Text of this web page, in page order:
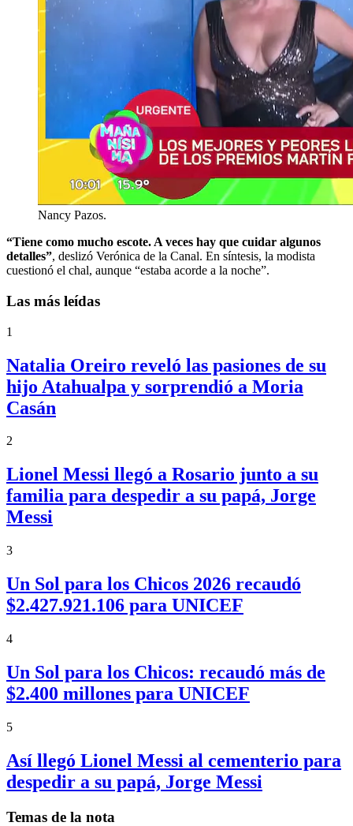
Nancy Pazos.
“Tiene como mucho escote. A veces hay que cuidar algunos
detalles”, deslizó Verónica de la Canal. En síntesis, la modista
cuestionó el chal, aunque “estaba acorde a la noche”.
Las más leídas
1
Natalia Oreiro reveló las pasiones de su
hijo Atahualpa y sorprendió a Moria
Casán
2
Lionel Messi llegó a Rosario junto a su
familia para despedir a su papá, Jorge
Messi
3
Un Sol para los Chicos 2026 recaudó
$2.427.921.106 para UNICEF
4
Un Sol para los Chicos: recaudó más de
$2.400 millones para UNICEF
5
Así llegó Lionel Messi al cementerio para
despedir a su papá, Jorge Messi
Temas de la nota